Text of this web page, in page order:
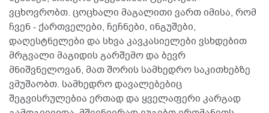
ვცხოვრობთ. ცოცხალი მაგალითი ვართ იმისა, რომ
ჩვენ - ქართველები, ჩეჩნები, ინგუშები,
დაღესტნელები და სხვა კავკასიელები ვსხდებით
მრგვალი მაგიდის გარშემო და ბევრ
მნიშვნელოვან, მათ შორის სამხედრო საკითხებზე
ვმუშაობთ. სამხედრო დავალებებიც
შეგვისრულებია ერთად და ყველაფერი კარგად